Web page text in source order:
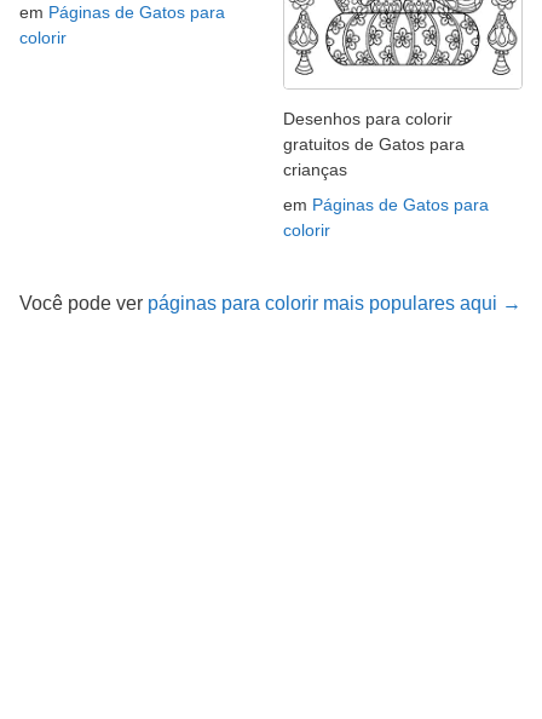
em Páginas de Gatos para
colorir
Desenhos para colorir
gratuitos de Gatos para
crianças
em Páginas de Gatos para
colorir
Você pode ver páginas para colorir mais populares aqui →